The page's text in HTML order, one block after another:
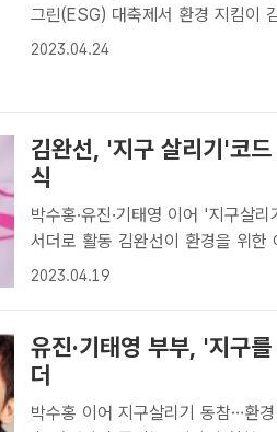
그린(ESG) 대축제서 환경 지킴이 김연자는 오는 5월13일 대망의 오픈에
나선 코드그린 허브(HUB) 플랫폼
2023.04.24
김완선, '지구 살리기'코
식
박수홍·유진·기태영 이어 '지구살
서더로 활동 김완선이 환경을 위한 아름다운 발걸음 일환으로 소비자와 함
께 하는 환경살리는 소비 대축제
2023.04.19
유진·기태영 부부, '지구
더
박수홍 이어 지구살리기 동참…환